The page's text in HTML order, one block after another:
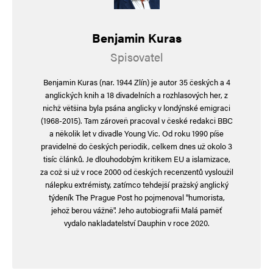
bohužel vymstí i nám, kteří nemáme možnost
Napsat komentář
Vaše e-mailová adresa nebude zveřejněna.
Vyžadované informace jsou
označeny *
Benjamin Kuras
Spisovatel
Benjamin Kuras (nar. 1944 Zlín) je autor 35 českých a 4
anglických knih a 18 divadelních a rozhlasových her, z
nichž většina byla psána anglicky v londýnské emigraci
(1968-2015). Tam zároveň pracoval v české redakci BBC
a několik let v divadle Young Vic. Od roku 1990 píše
pravidelně do českých periodik, celkem dnes už okolo 3
tisíc článků. Je dlouhodobým kritikem EU a islamizace,
za což si už v roce 2000 od českých recenzentů vysloužil
nálepku extrémisty, zatímco tehdejší pražský anglický
týdeník The Prague Post ho pojmenoval "humorista,
jehož berou vážně". Jeho autobiografii Malá paměť
vydalo nakladatelství Dauphin v roce 2020.